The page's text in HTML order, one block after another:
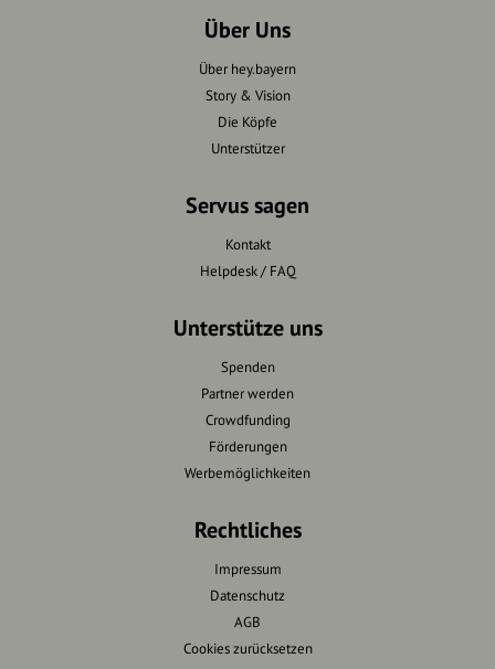
Über Uns
Über hey.bayern
Story & Vision
Die Köpfe
Unterstützer
Servus sagen
Kontakt
Helpdesk / FAQ
Unterstütze uns
Spenden
Partner werden
Crowdfunding
Förderungen
Werbemöglichkeiten
Rechtliches
Impressum
Datenschutz
AGB
Cookies zurücksetzen